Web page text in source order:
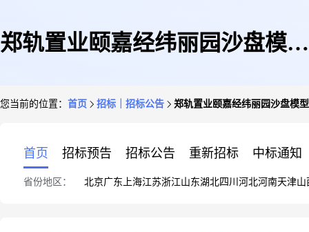
郑轨置业颐嘉经纬丽园沙盘模型
您当前的位置： 首页 招标｜招标公告 郑轨置业颐嘉经纬丽园沙盘模
首页 招标预告 招标公告 重新招标 中标通知
省份地区： 北京广东 上海江苏浙江山东湖北四川 河北河南天津山